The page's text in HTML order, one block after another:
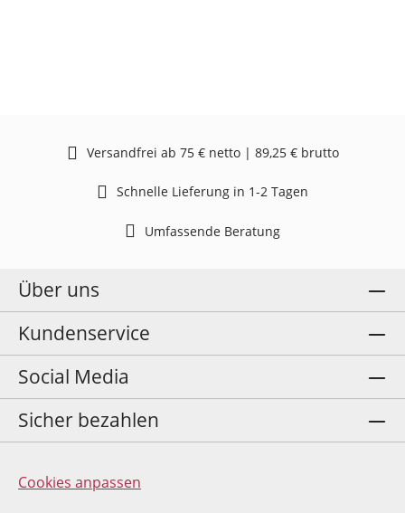
Versandfrei ab 75 € netto | 89,25 € brutto
Schnelle Lieferung in 1-2 Tagen
Umfassende Beratung
Über uns
Kundenservice
Social Media
Sicher bezahlen
Cookies anpassen